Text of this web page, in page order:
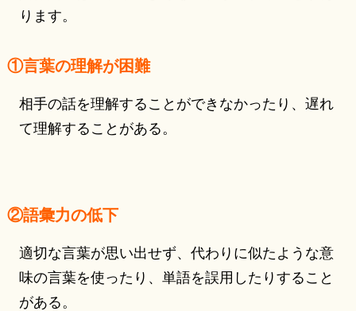
ります。
①言葉の理解が困難
相手の話を理解することができなかったり、遅れ
て理解することがある。
②語彙力の低下
適切な言葉が思い出せず、代わりに似たような意
味の言葉を使ったり、単語を誤用したりすること
がある。